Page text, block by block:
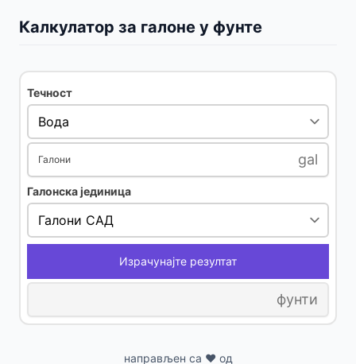
Калкулатор за галоне у фунте
Течност
Галони gal
Галонска јединица
Израчунајте резултат
фунти
направљен са ❤ од